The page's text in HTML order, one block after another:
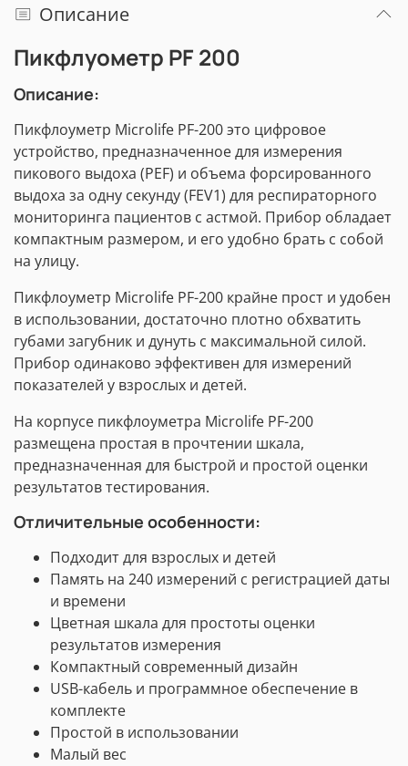
Описание
Пикфлуометр PF 200
Описание:
Пикфлоуметр Microlife PF-200 это цифровое
устройство, предназначенное для измерения
пикового выдоха (PEF) и объема форсированного
выдоха за одну секунду (FEV1) для респираторного
мониторинга пациентов с астмой. Прибор обладает
компактным размером, и его удобно брать с собой
на улицу.
Пикфлоуметр Microlife PF-200 крайне прост и удобен
в использовании, достаточно плотно обхватить
губами загубник и дунуть с максимальной силой.
Прибор одинаково эффективен для измерений
показателей у взрослых и детей.
На корпусе пикфлоуметра Microlife PF-200
размещена простая в прочтении шкала,
предназначенная для быстрой и простой оценки
результатов тестирования.
Отличительные особенности:
Подходит для взрослых и детей
Память на 240 измерений с регистрацией даты
и времени
Цветная шкала для простоты оценки
результатов измерения
Компактный современный дизайн
USB-кабель и программное обеспечение в
комплекте
Простой в использовании
Малый вес